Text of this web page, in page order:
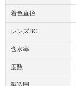
着色直径
レンズBC
含水率
度数